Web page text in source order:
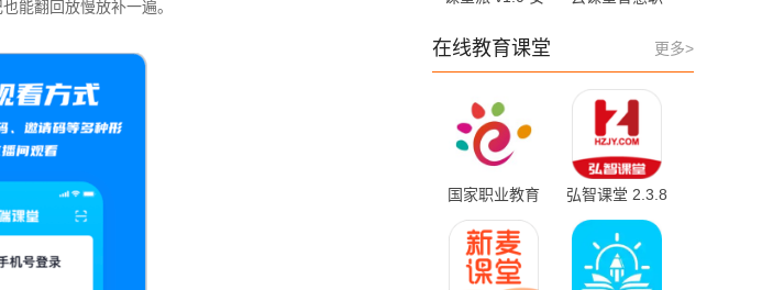
能翻回放慢放补一遍。
更多>
在线教育课堂
国家职业教育
平台 8.0.5 最
新版
弘智课堂 2.3.8
最新版